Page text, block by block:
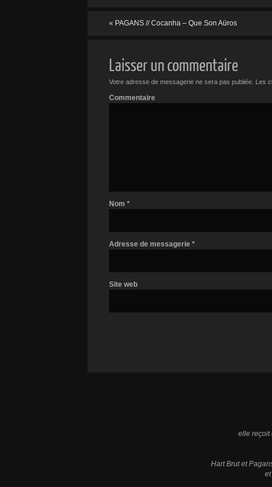
« PAGANS // Cocanha – Que Son A​ü​ros
Laisser un commentaire
Votre adresse de messagerie ne sera pas publiée. Les
Commentaire
Nom *
Adresse de messagerie *
Site web
elle reçoit
Hart Brut et
et